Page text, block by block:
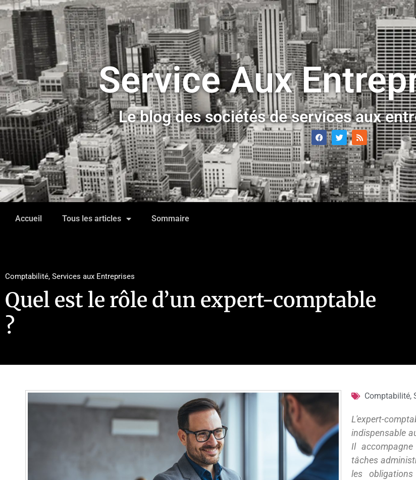
Service Aux
Le blog des sociétés de services aux
Accueil Tous les articles Sommaire
Comptabilité, Services aux Entreprises
Quel est le rôle d’un expert-comptable
?
Comptabilité,
L'expert-
indispensable
Il
tâches
les